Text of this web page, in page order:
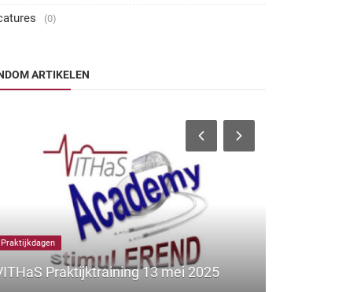
(0)
ARTIKELEN
Praktijkdagen
Praktijktraining 13 mei 2025